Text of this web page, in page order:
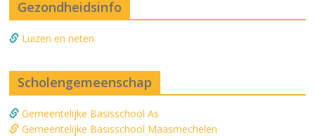
Gezondheidsinfo
Luizen en neten
Scholengemeenschap
Gemeentelijke Basisschool As
Gemeentelijke Basisschool Maasmechelen